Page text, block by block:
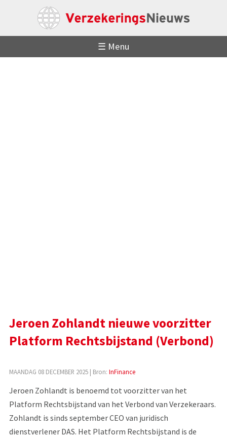
☰ Menu
Jeroen Zohlandt nieuwe voorzitter
Platform Rechtsbijstand (Verbond)
MAANDAG 08 DECEMBER 2025| Bron: InFinance
Jeroen Zohlandt is benoemd tot voorzitter van het
Platform Rechtsbijstand van het Verbond van Verzekeraars.
Zohlandt is sinds september CEO van juridisch
dienstverlener DAS. Het Platform Rechtsbijstand is de